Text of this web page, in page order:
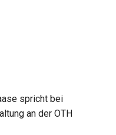
spricht bei
an der OTH